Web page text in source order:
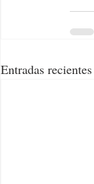
Entradas recientes